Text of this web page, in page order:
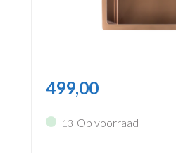
499,00
13 Op voorraad